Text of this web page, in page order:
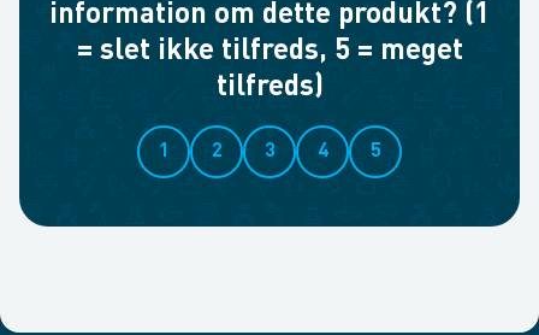
information om dette produkt? (1
= slet ikke tilfreds, 5 = meget
tilfreds)
1 2 3 4 5